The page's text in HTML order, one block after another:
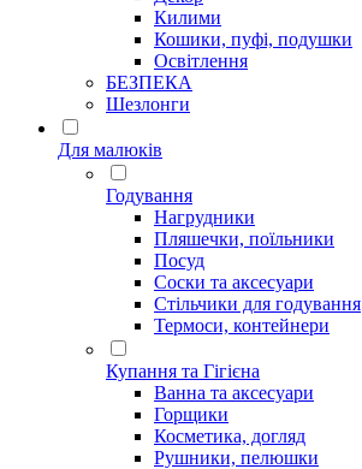
Килими
Кошики, пуфі, подушки
Освітлення
БЕЗПЕКА
Шезлонги
Для малюків
Годування
Нагрудники
Пляшечки, поїльники
Посуд
Соски та аксесуари
Стільчики для годування
Термоси, контейнери
Купання та Гігієна
Ванна та аксесуари
Горщики
Косметика, догляд
Рушники, пелюшки